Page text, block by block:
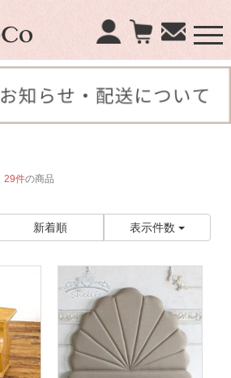
29件の商品
新着順 表示件数
×